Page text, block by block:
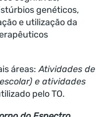
genéticos,
e utilização da
áreas: Atividades de
e atividades
pelo TO.